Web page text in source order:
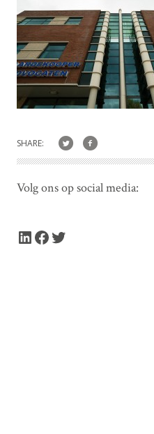
SHARE:
Volg ons op social media:
LinkedIn Facebook